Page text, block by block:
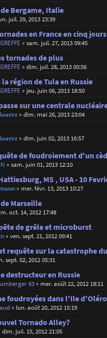
Bergame, Italie
juil. 29, 2013 23:39
en France en cinq
» sam. juil. 27, 2013 09:45
tornades de plus
» dim. juil. 28, 2013 00:56
région de Tula en Russie
» jeu. juin 06, 2013 18:50
sur une centrale
» dim. mai 26, 2013 23:04
» dim. juin 02, 2013 16:57
de foudroiement d'un
» sam. juin 01, 2013 12:10
MS , USA - 10
» mer. févr. 13, 2013 10:27
Marseille
oct. 14, 2012 17:48
de grêle et microburst
» ven. sept. 21, 2012 09:41
requête sur la catastrophe
sept. 02, 2012 05:31
destructeur en Russie
83» mer. août 22, 2012 18:11
foudroyées dans l'Ile
» lun. août 20, 2012 15:19
Tornado Alley?
dim. juil. 15, 2012 21:05